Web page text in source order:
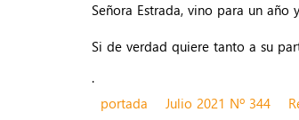
Señora Estrada, vino para un
Si de verdad quiere tanto a su
.
portada
Julio 2021 Nº 344